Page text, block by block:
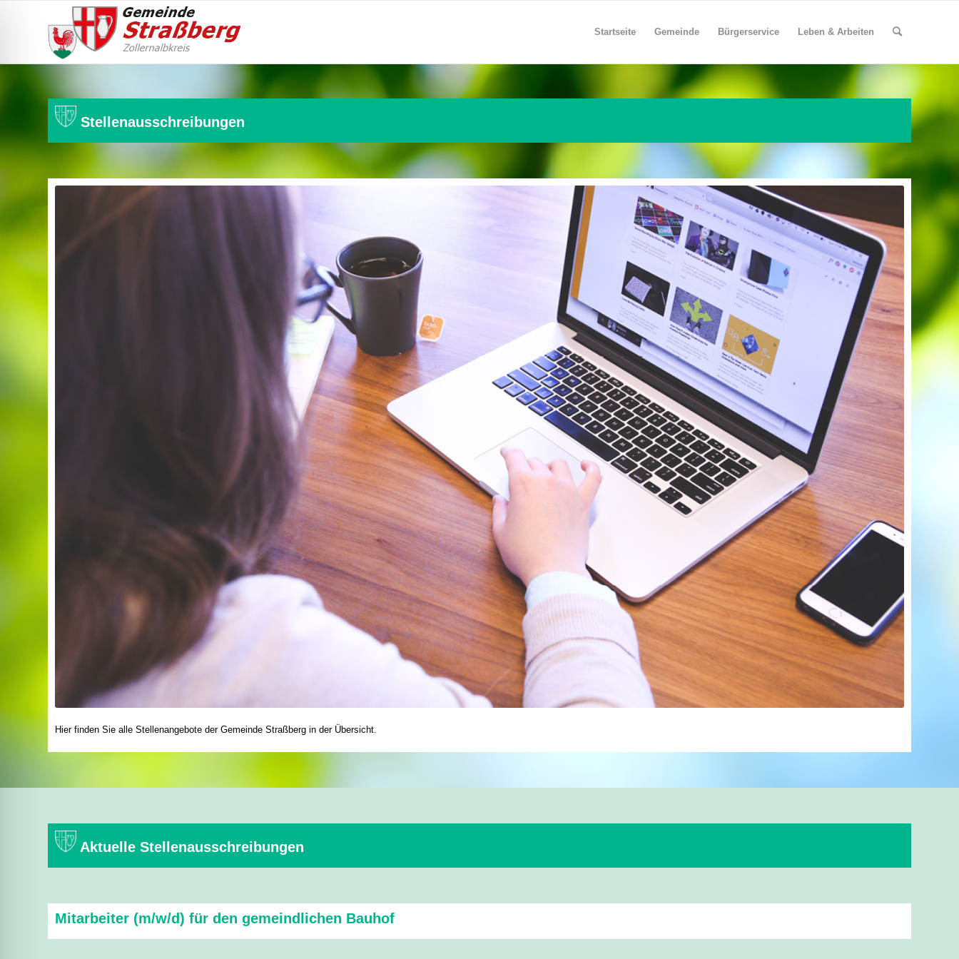
Startseite Gemeinde Bürgerservice Leben & Arbeiten
Stellenausschreibungen
Hier finden Sie alle Stellenangebote der Gemeinde Straßberg in der Übersicht.
Aktuelle Stellenausschreibungen
Mitarbeiter (m/w/d) für den gemeindlichen Bauhof